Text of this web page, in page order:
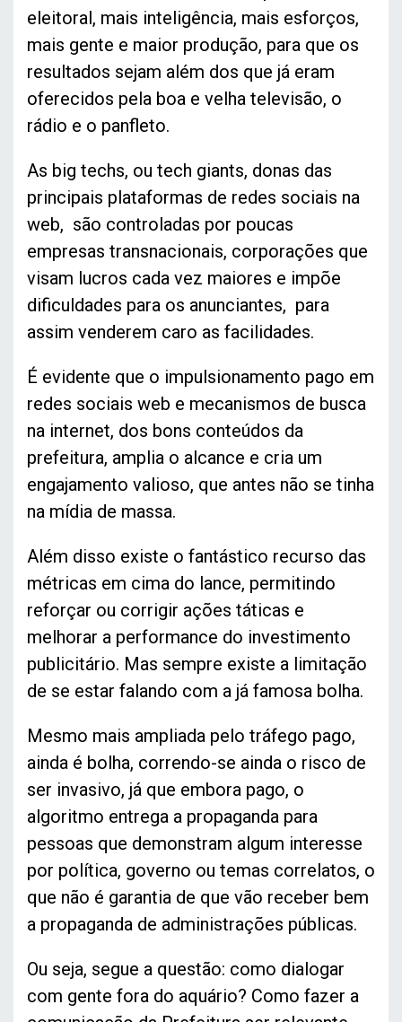
eleitoral, mais inteligência, mais esforços,
mais gente e maior produção, para que os
resultados sejam além dos que já eram
oferecidos pela boa e velha televisão, o
rádio e o panfleto.
As big techs, ou tech giants, donas das
principais plataformas de redes sociais na
web, são controladas por poucas
empresas transnacionais, corporações que
visam lucros cada vez maiores e impõe
dificuldades para os anunciantes, para
assim venderem caro as facilidades.
É evidente que o impulsionamento pago em
redes sociais web e mecanismos de busca
na internet, dos bons conteúdos da
prefeitura, amplia o alcance e cria um
engajamento valioso, que antes não se tinha
na mídia de massa.
Além disso existe o fantástico recurso das
métricas em cima do lance, permitindo
reforçar ou corrigir ações táticas e
melhorar a performance do investimento
publicitário. Mas sempre existe a limitação
de se estar falando com a já famosa bolha.
Mesmo mais ampliada pelo tráfego pago,
ainda é bolha, correndo-se ainda o risco de
ser invasivo, já que embora pago, o
algoritmo entrega a propaganda para
pessoas que demonstram algum interesse
por política, governo ou temas correlatos, o
que não é garantia de que vão receber bem
a propaganda de administrações públicas.
Ou seja, segue a questão: como dialogar
com gente fora do aquário? Como fazer a